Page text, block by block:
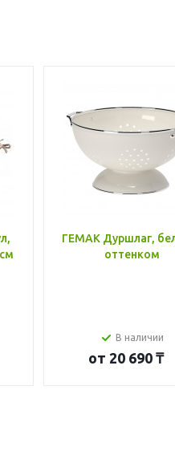
ГЕМАК Дуршлаг,
оттенком
В наличии
от 20 690 ₸